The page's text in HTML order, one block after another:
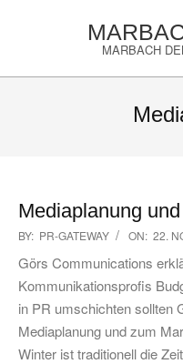
MARBACH
Mediaplanung
2024-
11-
22
BY: PR-GATEWAY ON: 22.
Görs Communications
Kommunikationsprofis
in PR umschichten sollten
Mediaplanung und zum
Winter ist traditionell die